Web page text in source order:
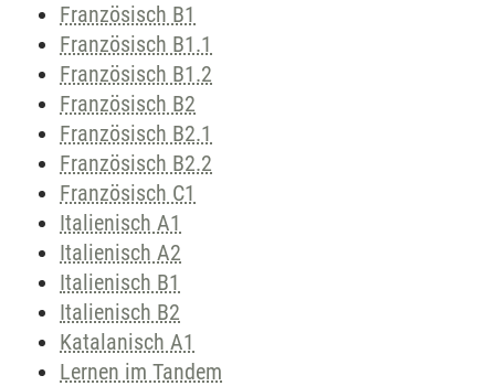
Französisch B1
Französisch B1.1
Französisch B1.2
Französisch B2
Französisch B2.1
Französisch B2.2
Französisch C1
Italienisch A1
Italienisch A2
Italienisch B1
Italienisch B2
Katalanisch A1
Lernen im Tandem